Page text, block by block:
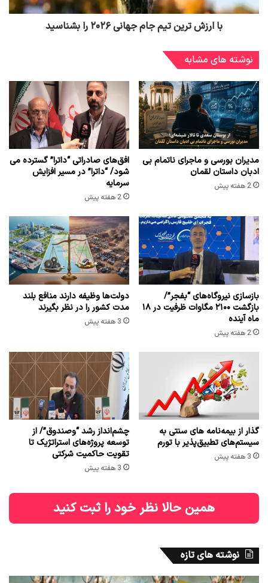
با ارزش ترین تیم جام جهانی ۲۰۲۶ را بشناسید
نوشته های مشابه
مدیران بورسی و ماجرای ناتمام بی
ادبان داستان لقمان
2 هفته پیش
افق‌های صادراتی “داترا” گسترده می
شود/ “داترا” در مسیر افزایش
سرمایه
2 هفته پیش
بازسازی نیروگاه‌های “بفجر”/
بازگشت ۲۱۰۰ مگاوات ظرفیت در ۱۸
ماه آینده
2 هفته پیش
دولت‌ها وظیفه دارند منافع بلند
مدت کشور را در نظر بگیرند
3 هفته پیش
گذار از بیمه‌نامه های سنتی به
سیستم‌های تطبیق‌پذیر با تورم
3 هفته پیش
چشم‌انداز رشد “وصندوق”/ از
توسعه پروژه‌های استراتژیک تا
تقویت حاکمیت شرکتی
3 هفته پیش
همین حالا نظر خود را ثبت کنید
نوشته های تازه